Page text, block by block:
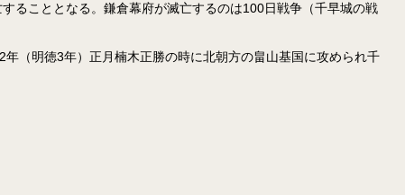
ることとなる。鎌倉幕府が滅亡するのは100日戦争（千早城の戦
（明徳3年）正月楠木正勝の時に北朝方の畠山基国に攻められ千